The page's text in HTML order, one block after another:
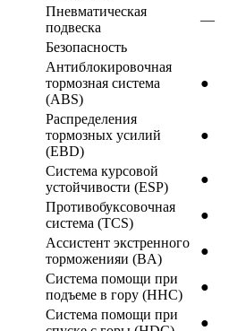
Пневматическая
подвеска
—
Безопасность
Антиблокировочная
тормозная система
(ABS)
●
Распределения
тормозных усилий
(EBD)
●
Система курсовой
устойчивости (ESP)
●
Противобуксовочная
система (TCS)
●
Ассистент экстренного
торможенияи (BA)
●
Система помощи при
подъеме в гору (HHC)
●
Система помощи при
●